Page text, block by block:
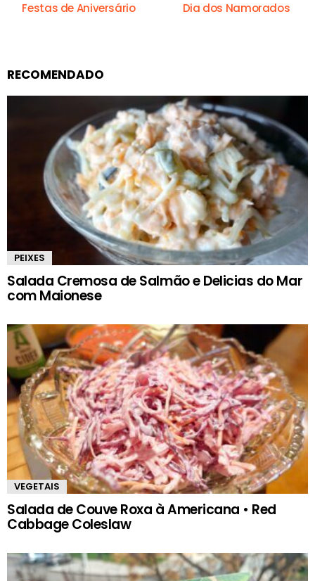
Festas de Aniversário Dia dos Namorados
RECOMENDADO
PEIXES
Salada Cremosa de Salmão e Delicias do Mar
com Maionese
VEGETAIS
Salada de Couve Roxa à Americana • Red
Cabbage Coleslaw